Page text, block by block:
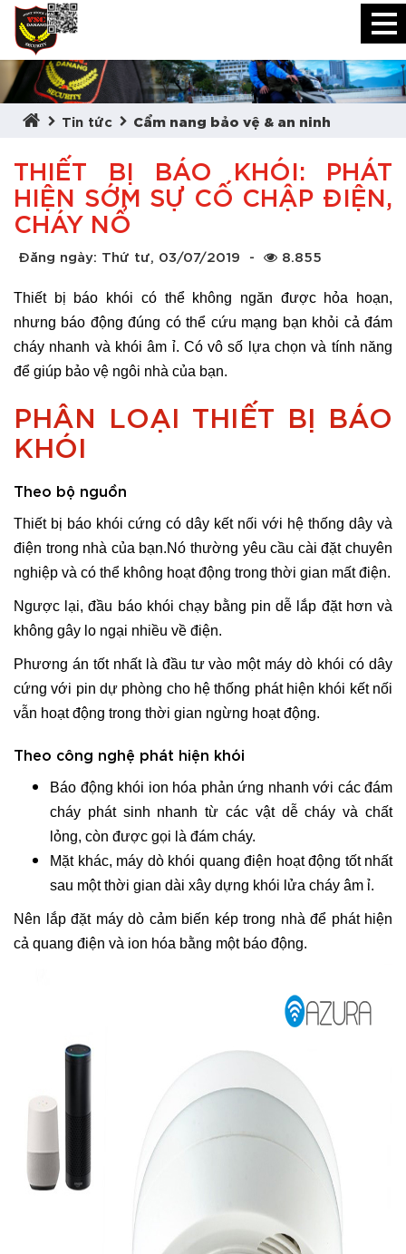
Tin tức Cẩm nang bảo vệ & an ninh
THIẾT BỊ BÁO KHÓI: PHÁT
HIỆN SỚM SỰ CỐ CHẬP ĐIỆN,
CHÁY NỔ
Đăng ngày: Thứ tư, 03/07/2019 - 8.855
Thiết bị báo khói có thể không ngăn được hỏa hoạn,
nhưng báo động đúng có thể cứu mạng bạn khỏi cả đám
cháy nhanh và khói âm ỉ. Có vô số lựa chọn và tính năng
để giúp bảo vệ ngôi nhà của bạn.
PHÂN LOẠI THIẾT BỊ BÁO
KHÓI
Theo bộ nguồn
Thiết bị báo khói cứng có dây kết nối với hệ thống dây và
điện trong nhà của bạn.Nó thường yêu cầu cài đặt chuyên
nghiệp và có thể không hoạt động trong thời gian mất điện.
Ngược lại, đầu báo khói chạy bằng pin dễ lắp đặt hơn và
không gây lo ngại nhiều về điện.
Phương án tốt nhất là đầu tư vào một máy dò khói có dây
cứng với pin dự phòng cho hệ thống phát hiện khói kết nối
vẫn hoạt động trong thời gian ngừng hoạt động.
Theo công nghệ phát hiện khói
Báo động khói ion hóa phản ứng nhanh với các đám
cháy phát sinh nhanh từ các vật dễ cháy và chất
lỏng, còn được gọi là đám cháy.
Mặt khác, máy dò khói quang điện hoạt động tốt nhất
sau một thời gian dài xây dựng khói lửa cháy âm ỉ.
Nên lắp đặt máy dò cảm biến kép trong nhà để phát hiện
cả quang điện và ion hóa bằng một báo động.